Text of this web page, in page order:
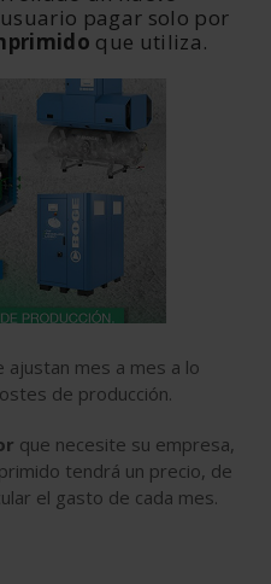
pagar solo por
que utiliza.
mes a mes a lo
de producción.
que necesite su empresa,
tendrá un precio, de
el gasto de cada mes.